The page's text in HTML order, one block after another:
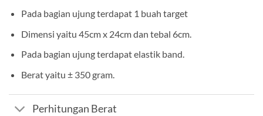
Pada bagian ujung terdapat 1 buah target
Dimensi yaitu 45cm x 24cm dan tebal 6cm.
Pada bagian ujung terdapat elastik band.
Berat yaitu ± 350 gram.
Perhitungan Berat